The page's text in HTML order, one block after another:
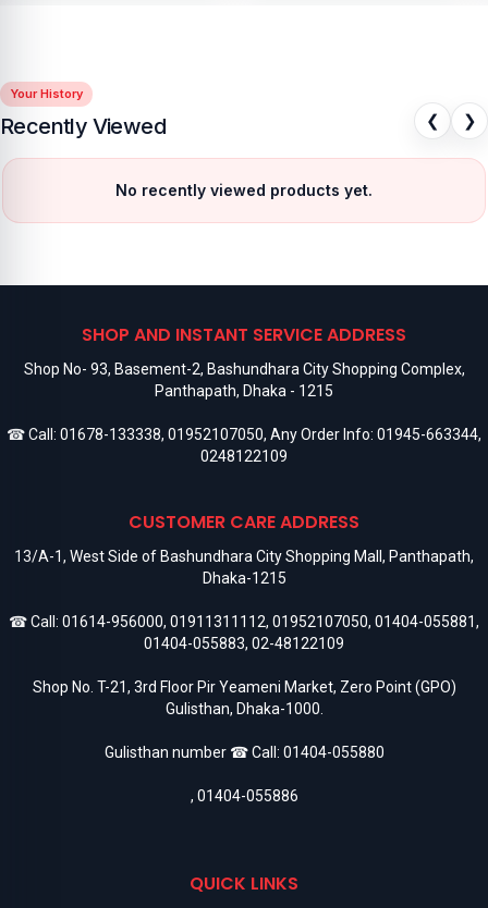
Your History
Recently Viewed ❮ ❯
No recently viewed products yet.
SHOP AND INSTANT SERVICE ADDRESS
Shop No- 93, Basement-2, Bashundhara City Shopping Complex,
Panthapath, Dhaka - 1215
☎ Call: 01678-133338, 01952107050, Any Order Info: 01945-663344,
0248122109
CUSTOMER CARE ADDRESS
13/A-1, West Side of Bashundhara City Shopping Mall, Panthapath,
Dhaka-1215
☎ Call: 01614-956000, 01911311112, 01952107050, 01404-055881,
01404-055883, 02-48122109
Shop No. T-21, 3rd Floor Pir Yeameni Market, Zero Point (GPO)
Gulisthan, Dhaka-1000.
Gulisthan number ☎ Call: 01404-055880
, 01404-055886
QUICK LINKS